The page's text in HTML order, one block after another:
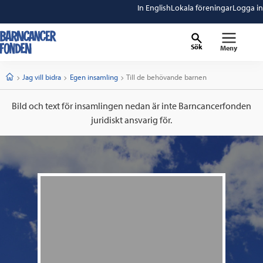
In EnglishLokala föreningarLogga in
Sök Meny
StartJag vill bidra Egen insamling Current:
Till de behövande barnen
Bild och text för insamlingen nedan är inte Barncancerfonden
juridiskt ansvarig för.